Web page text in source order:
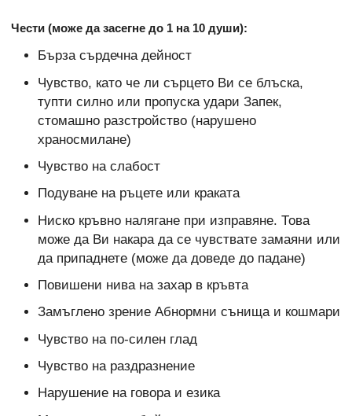
Чести (може да засегне до 1 на 10 души):
Бърза сърдечна дейност
Чувство, като че ли сърцето Ви се блъска,
тупти силно или пропуска удари Запек,
стомашно разстройство (нарушено
храносмилане)
Чувство на слабост
Подуване на ръцете или краката
Ниско кръвно налягане при изправяне. Това
може да Ви накара да се чувствате замаяни или
да припаднете (може да доведе до падане)
Повишени нива на захар в кръвта
Замъглено зрение Абнормни сънища и кошмари
Чувство на по-силен глад
Чувство на раздразнение
Нарушение на говора и езика